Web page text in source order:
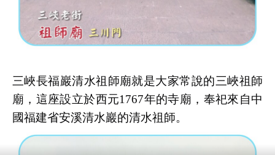
三峽長福巖清水祖師廟就是大家常說的三峽祖師
廟，這座設立於西元1767年的寺廟，奉祀來自中
國福建省安溪清水巖的清水祖師。